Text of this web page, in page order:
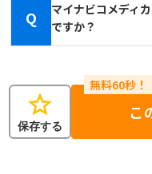
Q
マイナビコメディ
ですか？
star
保存する
こ